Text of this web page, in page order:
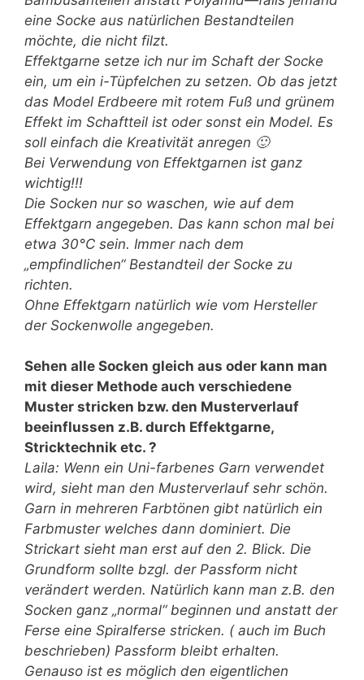
eine Socke aus natürlichen Bestandteilen
möchte, die nicht filzt.
Effektgarne setze ich nur im Schaft der Socke
ein, um ein i-Tüpfelchen zu setzen. Ob das jetzt
das Model Erdbeere mit rotem Fuß und grünem
Effekt im Schaftteil ist oder sonst ein Model. Es
soll einfach die Kreativität anregen 🙂
Bei Verwendung von Effektgarnen ist ganz
wichtig!!!
Die Socken nur so waschen, wie auf dem
Effektgarn angegeben. Das kann schon mal bei
etwa 30°C sein. Immer nach dem
„empfindlichen“ Bestandteil der Socke zu
richten.
Ohne Effektgarn natürlich wie vom Hersteller
der Sockenwolle angegeben.
Sehen alle Socken gleich aus oder kann man
mit dieser Methode auch verschiedene
Muster stricken bzw. den Musterverlauf
beeinflussen z.B. durch Effektgarne,
Stricktechnik etc. ?
Laila: Wenn ein Uni-farbenes Garn verwendet
wird, sieht man den Musterverlauf sehr schön.
Garn in mehreren Farbtönen gibt natürlich ein
Farbmuster welches dann dominiert. Die
Strickart sieht man erst auf den 2. Blick. Die
Grundform sollte bzgl. der Passform nicht
verändert werden. Natürlich kann man z.B. den
Socken ganz „normal“ beginnen und anstatt der
Ferse eine Spiralferse stricken. ( auch im Buch
beschrieben) Passform bleibt erhalten.
Genauso ist es möglich den eigentlichen